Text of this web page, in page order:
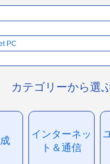
PC
カテゴリーから選
インターネッ
ト＆通信